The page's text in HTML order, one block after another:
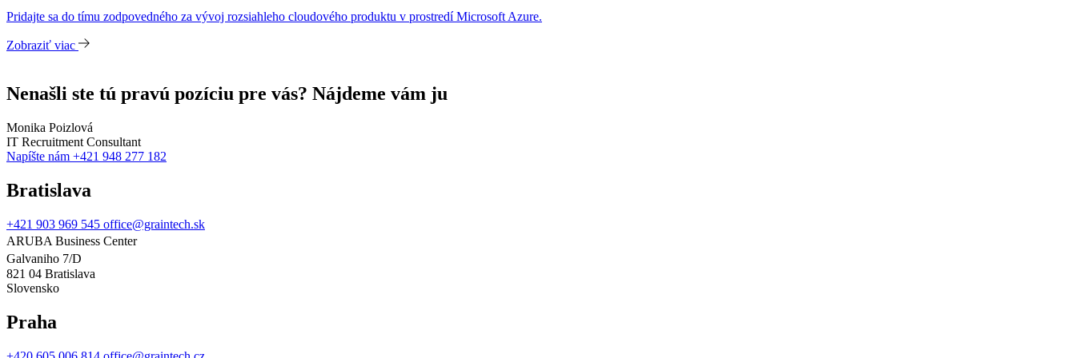
Pridajte sa do tímu zodpovedného za vývoj rozsiahleho cloudového produktu v prostredí Microsoft Azure.
Zobraziť viac
Nenašli ste tú pravú pozíciu pre vás? Nájdeme vám ju
Monika Poizlová
IT Recruitment Consultant
Napíšte nám +421 948 277 182
Bratislava
+421 903 969 545 office@graintech.sk
ARUBA Business Center
Galvaniho 7/D
821 04 Bratislava
Slovensko
Praha